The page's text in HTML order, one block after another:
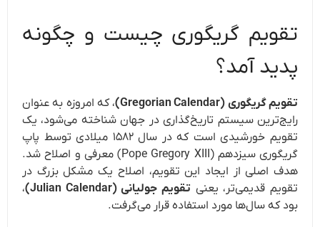
تقویم گریگوری چیست و چگونه
پدید آمد؟
تقویم گریگوری (Gregorian Calendar)
، که امروزه به عنوان
رایج‌ترین سیستم تاریخ‌گذاری در جهان شناخته می‌شود، یک
تقویم خورشیدی است که در سال ۱۵۸۲ میلادی توسط پاپ
گریگوری سیزدهم (Pope Gregory XIII) معرفی و اصلاح شد.
هدف اصلی از ایجاد این تقویم، اصلاح یک مشکل بزرگ در
تقویم قدیمی‌تر، یعنی تقویم جولیانی (Julian Calendar)
،
بود که سال‌ها مورد استفاده قرار می‌گرفت.